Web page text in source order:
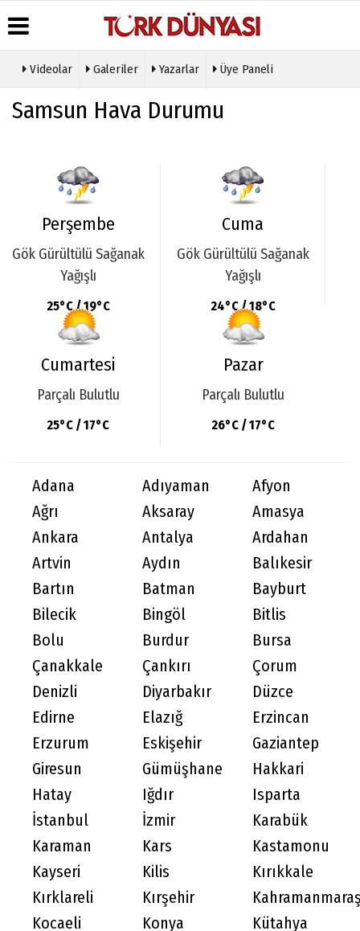
Haber
Arşivi
Günün
Haberleri
Durumu
Yazarları
Galeri
Etkinlikler
Videolar Galeriler Yazarlar Üye Paneli
Samsun Hava Durumu
Perşembe
Gök Gürültülü Sağanak
Yağışlı
25°C / 19°C
Cuma
Gök Gürültülü Sağanak
Yağışlı
24°C / 18°C
Cumartesi
Parçalı Bulutlu
25°C / 17°C
Pazar
Parçalı Bulutlu
26°C / 17°C
Adana Adıyaman
Afyon
Ağrı
Aksaray
Amasya
Ankara
Antalya
Ardahan
Artvin
Aydın
Balıkesir
Bartın
Batman
Bayburt
Bilecik
Bingöl
Bitlis
Bolu
Burdur
Bursa
Çanakkale
Çankırı
Çorum
Denizli
Diyarbakır
Düzce
Edirne
Elazığ
Erzincan
Erzurum
Eskişehir
Gaziantep
Giresun
Gümüşhane
Hakkari
Hatay
Iğdır
Isparta
İstanbul
İzmir
Karabük
Karaman
Kars
Kastamonu
Kayseri
Kilis
Kırıkkale
Kırklareli
Kırşehir
Kocaeli
Konya
Kütahya